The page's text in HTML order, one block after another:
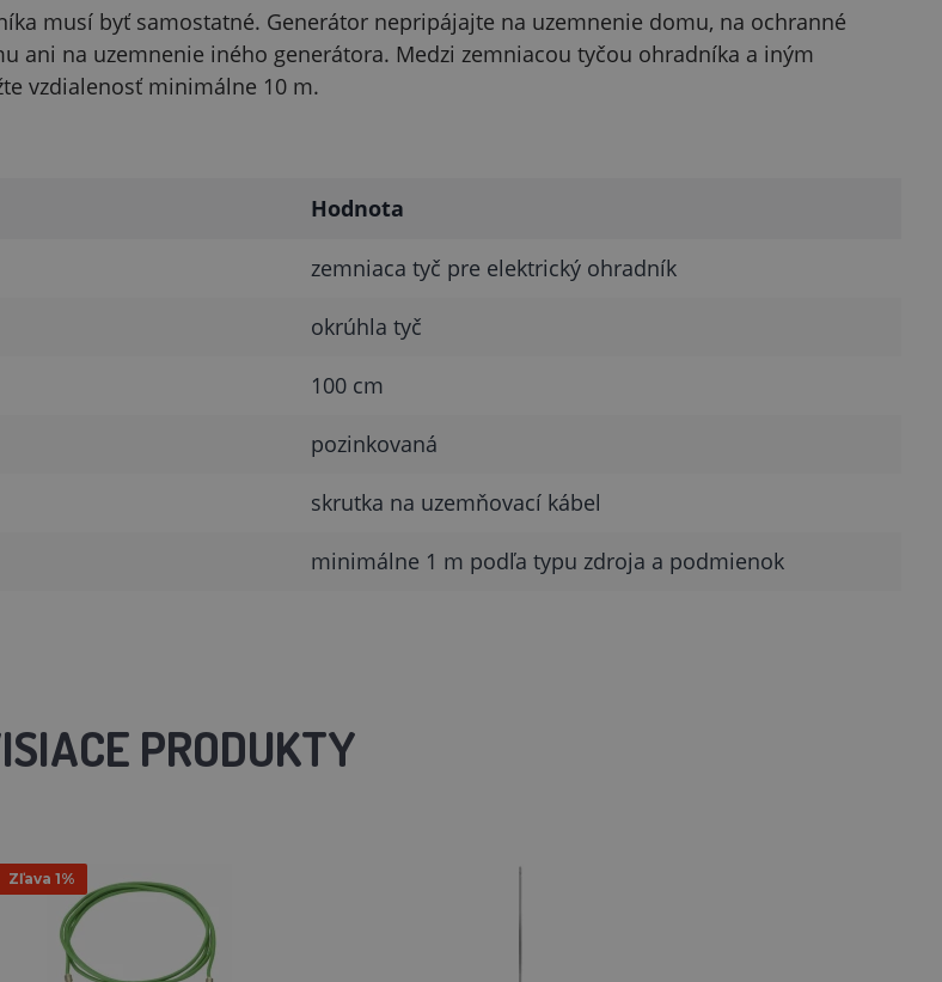
musí byť samostatné. Generátor nepripájajte na uzemnenie domu, na ochranné
ani na uzemnenie iného generátora. Medzi zemniacou tyčou ohradníka a iným
vzdialenosť minimálne 10 m.
Hodnota
zemniaca tyč pre elektrický ohradník
okrúhla tyč
100 cm
pozinkovaná
skrutka na uzemňovací kábel
minimálne 1 m podľa typu zdroja a podmienok
PRODUKTY
Zľava 1%